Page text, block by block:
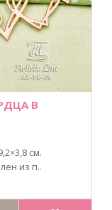
В
см.
из п..